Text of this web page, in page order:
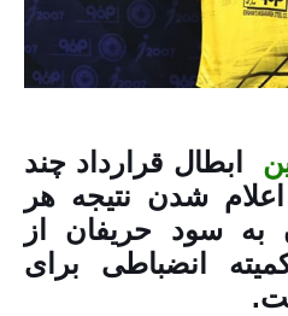
ابطال قرارداد چند
شدن نتیجه هر
به سود حریفان از
انضباطی برای